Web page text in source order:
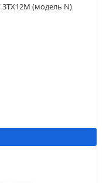
3ТХ12М (модель N)